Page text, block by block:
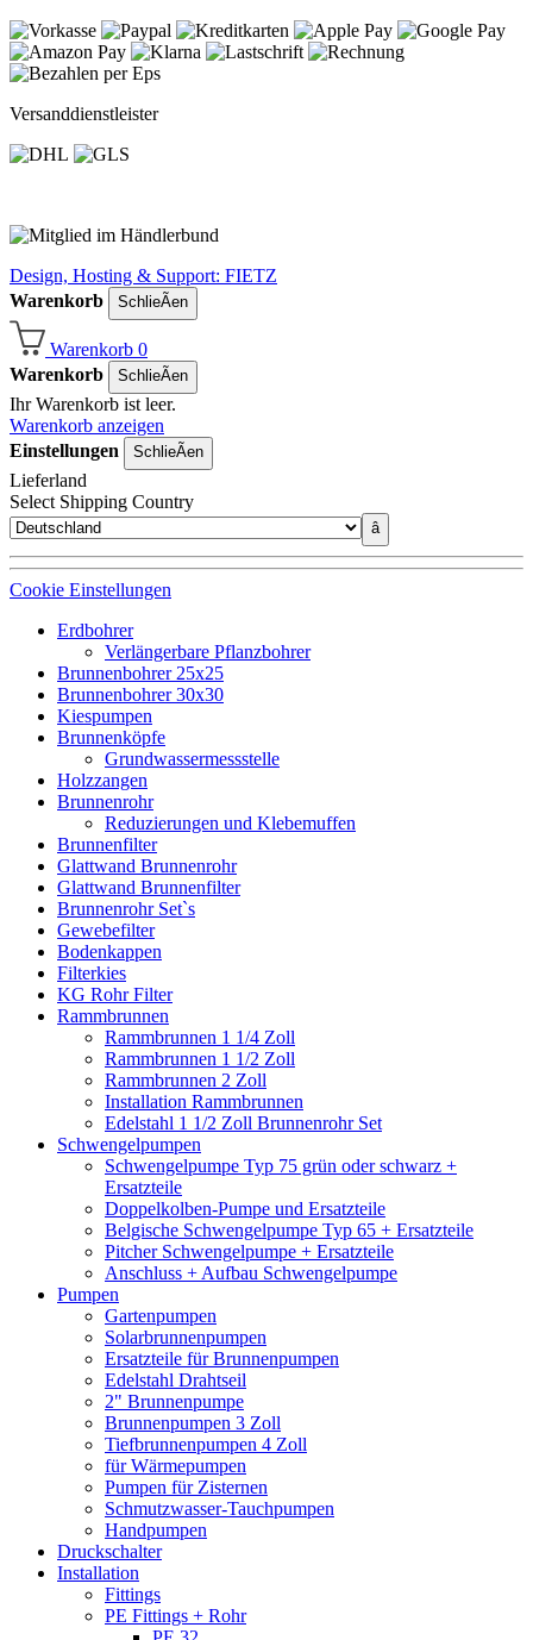
Versanddienstleister
Design, Hosting & Support: FIETZ
Warenkorb
SchlieÃen
Warenkorb 0
Warenkorb
SchlieÃen
Ihr Warenkorb ist leer.
Warenkorb anzeigen
Einstellungen
SchlieÃen
Lieferland
Select Shipping Country
â
Cookie Einstellungen
Erdbohrer
Verlängerbare Pflanzbohrer
Brunnenbohrer 25x25
Brunnenbohrer 30x30
Kiespumpen
Brunnenköpfe
Grundwassermessstelle
Holzzangen
Brunnenrohr
Reduzierungen und Klebemuffen
Brunnenfilter
Glattwand Brunnenrohr
Glattwand Brunnenfilter
Brunnenrohr Set`s
Gewebefilter
Bodenkappen
Filterkies
KG Rohr Filter
Rammbrunnen
Rammbrunnen 1 1/4 Zoll
Rammbrunnen 1 1/2 Zoll
Rammbrunnen 2 Zoll
Installation Rammbrunnen
Edelstahl 1 1/2 Zoll Brunnenrohr Set
Schwengelpumpen
Schwengelpumpe Typ 75 grün oder schwarz +
Ersatzteile
Doppelkolben-Pumpe und Ersatzteile
Belgische Schwengelpumpe Typ 65 + Ersatzteile
Pitcher Schwengelpumpe + Ersatzteile
Anschluss + Aufbau Schwengelpumpe
Pumpen
Gartenpumpen
Solarbrunnenpumpen
Ersatzteile für Brunnenpumpen
Edelstahl Drahtseil
2" Brunnenpumpe
Brunnenpumpen 3 Zoll
Tiefbrunnenpumpen 4 Zoll
für Wärmepumpen
Pumpen für Zisternen
Schmutzwasser-Tauchpumpen
Handpumpen
Druckschalter
Installation
Fittings
PE Fittings + Rohr